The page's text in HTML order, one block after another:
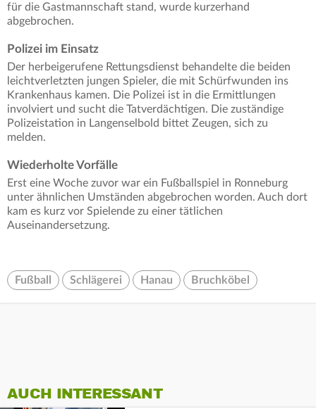
für die Gastmannschaft stand, wurde kurzerhand
abgebrochen.
Polizei im Einsatz
Der herbeigerufene Rettungsdienst behandelte die beiden
leichtverletzten jungen Spieler, die mit Schürfwunden ins
Krankenhaus kamen. Die Polizei ist in die Ermittlungen
involviert und sucht die Tatverdächtigen. Die zuständige
Polizeistation in Langenselbold bittet Zeugen, sich zu
melden.
Wiederholte Vorfälle
Erst eine Woche zuvor war ein Fußballspiel in Ronneburg
unter ähnlichen Umständen abgebrochen worden. Auch dort
kam es kurz vor Spielende zu einer tätlichen
Auseinandersetzung.
Fußball Schlägerei Hanau Bruchköbel
AUCH INTERESSANT